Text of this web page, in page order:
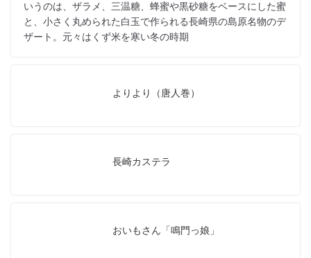
いうのは、ザラメ、三温糖、蜂蜜や黒砂糖をベースにした蜜
と、小さく丸められた白玉で作られる長崎県の島原名物のデ
ザート。元々はくず米を寒い冬の時期
よりより（唐人巻）
長崎カステラ
おいもさん「鳴門っ娘」